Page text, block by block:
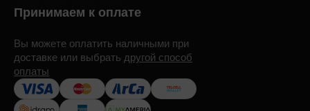
Принимаем к оплате
Вы можете оплатить наличными при
доставке или выбрать другой способ
оплаты